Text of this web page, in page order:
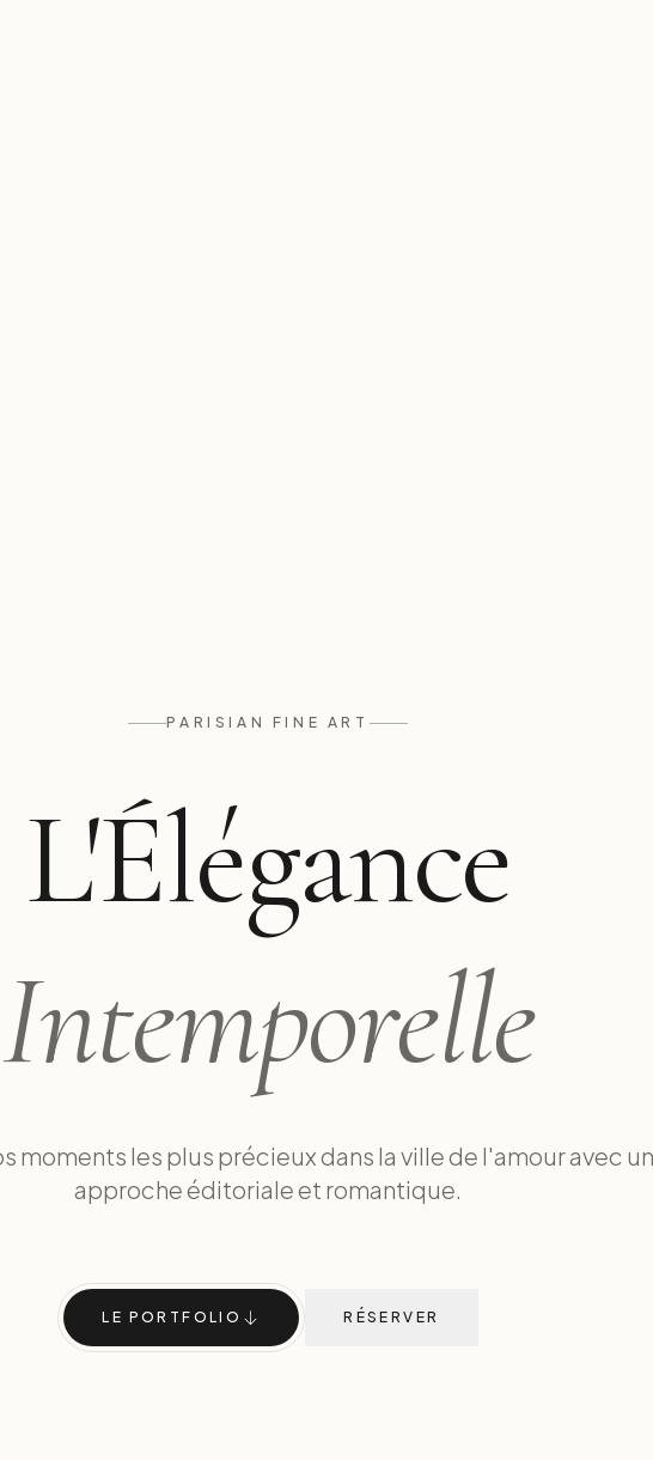
PARISIAN FINE ART
L'Élégance
Intemporelle
moments les plus précieux dans la ville de l'amour avec
approche éditoriale et romantique.
LE PORTFOLIO RÉSERVER